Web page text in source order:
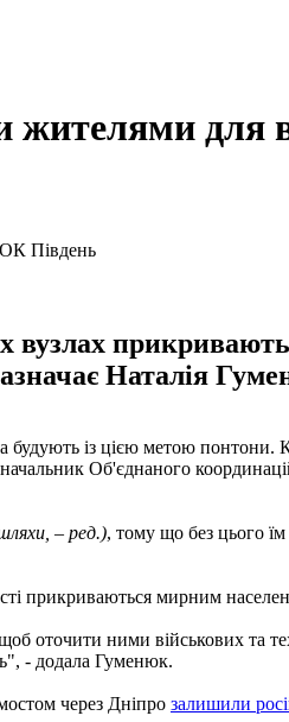
для
вузлах
Наталія
будують із цією метою
Об'єднаного
– ред.), тому що без цього їм
прикриваються мирним
оточити ними військових
- додала Гуменюк.
через Дніпро залишили